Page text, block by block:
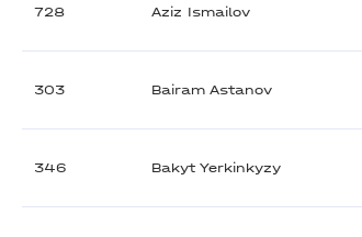
728 Aziz Ismailov
303 Bairam Astanov
346 Bakyt Yerkinkyzy